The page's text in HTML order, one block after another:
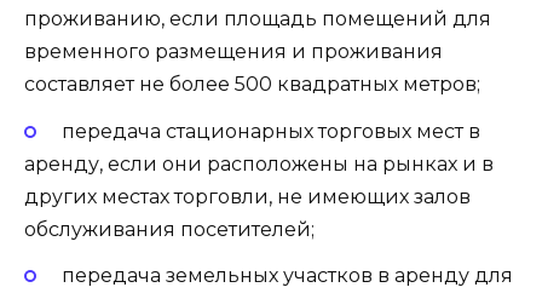
проживанию, если площадь помещений для
временного размещения и проживания
составляет не более 500 квадратных метров;
передача стационарных торговых мест в
аренду, если они расположены на рынках и в
других местах торговли, не имеющих залов
обслуживания посетителей;
передача земельных участков в аренду для